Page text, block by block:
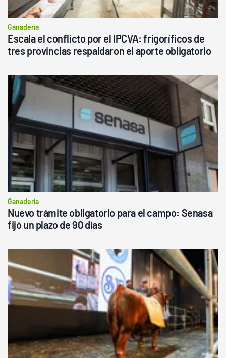
Ganadería
Escala el conflicto por el IPCVA: frigoríficos de
tres provincias respaldaron el aporte obligatorio
Ganadería
Nuevo trámite obligatorio para el campo: Senasa
fijó un plazo de 90 días